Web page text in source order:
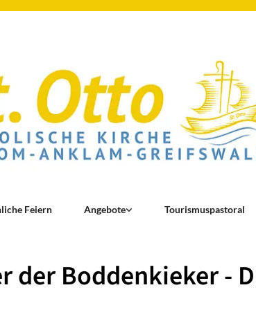
Feiern Angebote Tourismuspastoral
der Boddenkieker -